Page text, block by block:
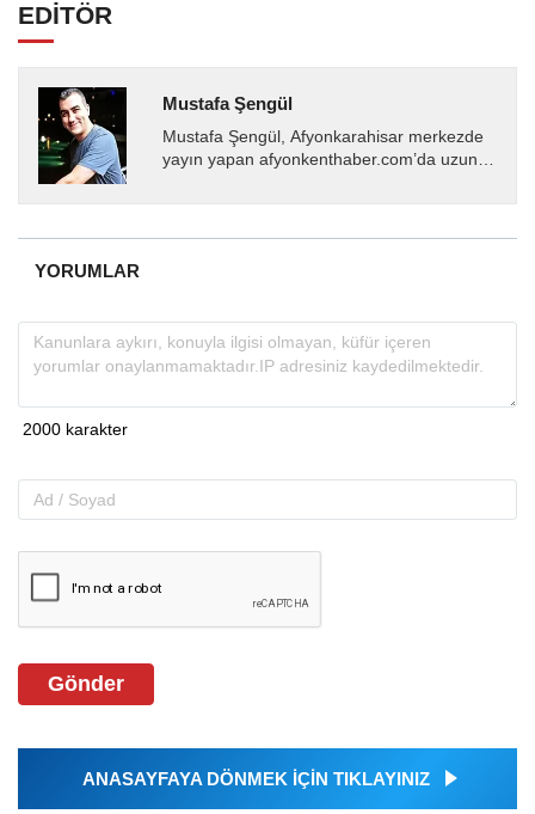
EDİTÖR
Mustafa Şengül
Mustafa Şengül, Afyonkarahisar merkezde
yayın yapan afyonkenthaber.com’da uzun
almakta, haber akışı...
YORUMLAR
Gönder
ANASAYFAYA DÖNMEK İÇİN TIKLAYINIZ